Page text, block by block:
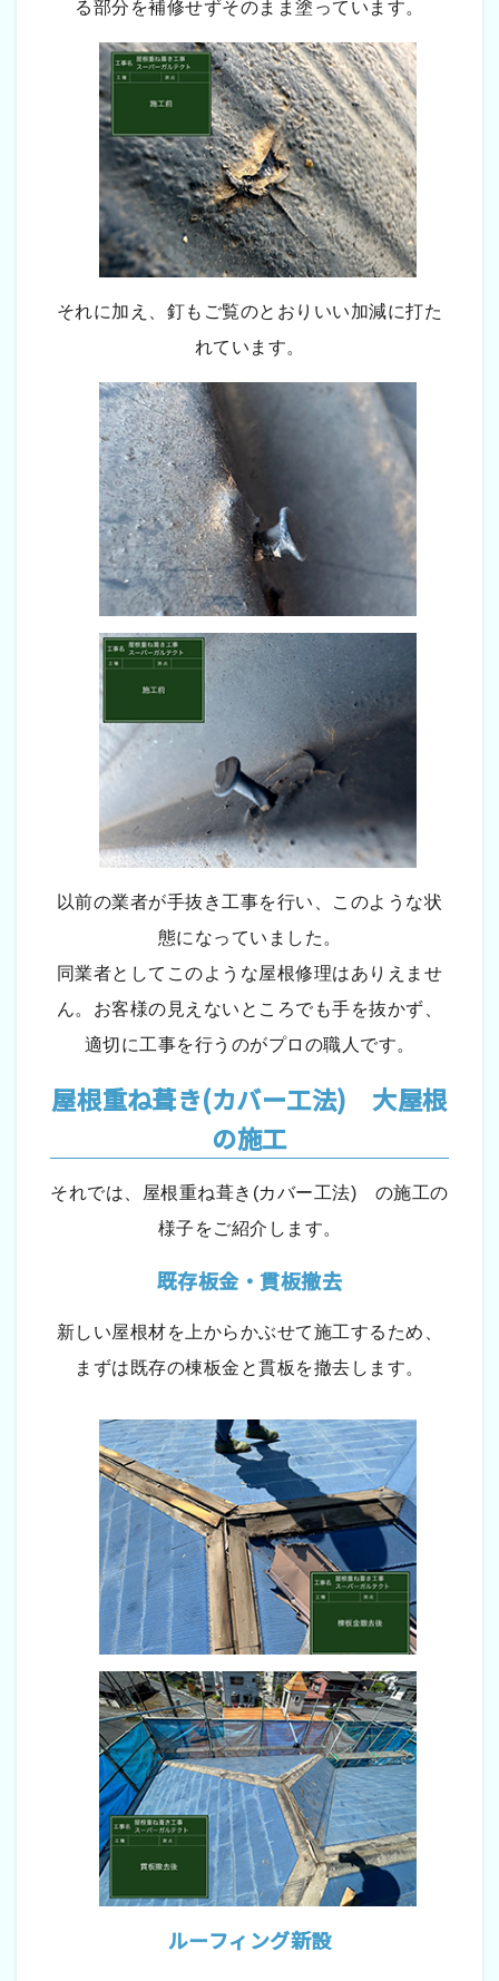
る部分を補修せずそのまま塗っています。
それに加え、釘もご覧のとおりいい加減に打た
れています。
以前の業者が手抜き工事を行い、このような状
態になっていました。
同業者としてこのような屋根修理はありえませ
ん。お客様の見えないところでも手を抜かず、
適切に工事を行うのがプロの職人です。
屋根重ね葺き(カバー工法) 大屋根
の施工
それでは、屋根重ね葺き(カバー工法) の施工の
様子をご紹介します。
既存板金・貫板撤去
新しい屋根材を上からかぶせて施工するため、
まずは既存の棟板金と貫板を撤去します。
ルーフィング新設